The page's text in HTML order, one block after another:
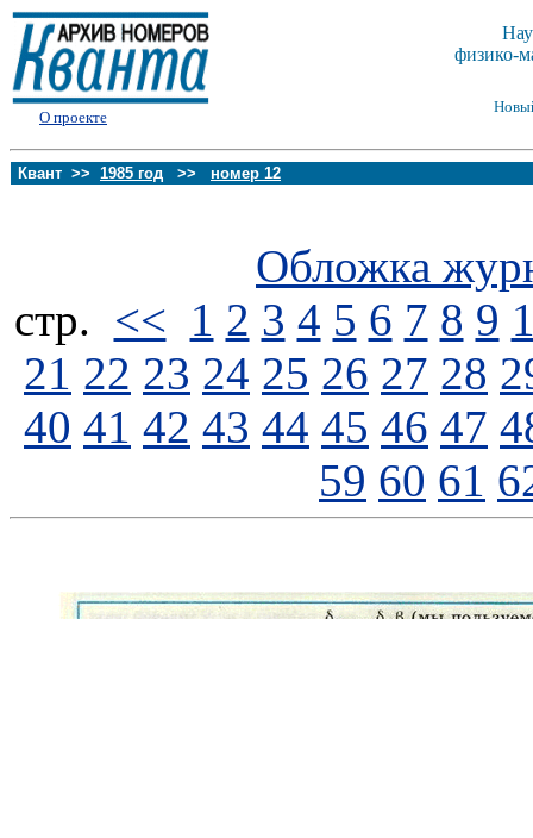
О проекте
физико-
Квант >> 1985 год >> номер 12
Обложка
стp. << 1 2 3 4 5 6 7 8 9
21 22 23 24 25 26 27 28
40 41 42 43 44 45 46 47
59 60 61